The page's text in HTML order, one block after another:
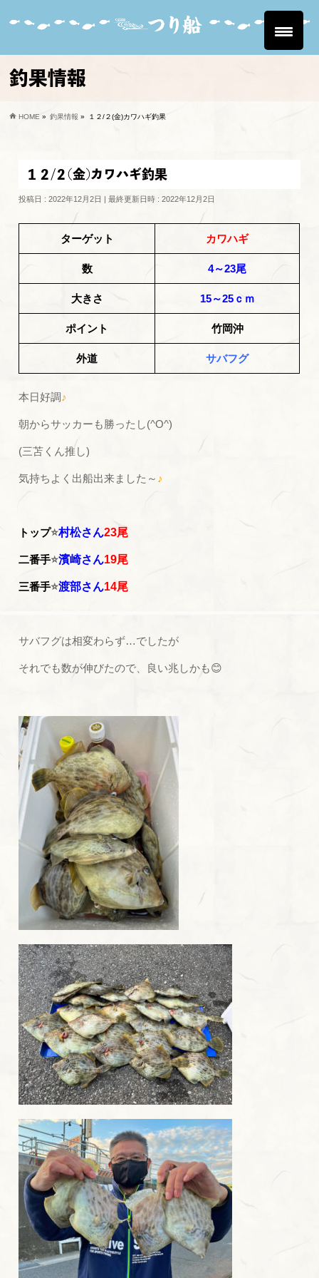
釣果情報
HOME » 釣果情報 » １２/２(金)カワハギ釣果
１２/２(金)カワハギ釣果
投稿日 : 2022年12月2日 最終更新日時 : 2022年12月2日
ターゲット カワハギ
数 4～23尾
大きさ 15～25ｃｍ
ポイント 竹岡沖
外道 サバフグ
本日好調♪
朝からサッカーも勝ったし(^O^)
(三苫くん推し)
気持ちよく出船出来ました～ ♪
トップ⭐村松さん23尾
二番手⭐濱崎さん19尾
三番手⭐渡部さん14尾
サバフグは相変わらず…でしたが
それでも数が伸びたので、良い兆しかも😊